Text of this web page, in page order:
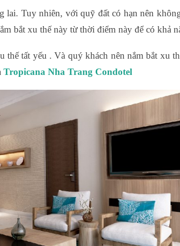
Tuy nhiên, với quỹ đất có hạn nên
bắt xu thế này từ thời điểm này để có khả
tất yếu . Và quý khách nên nắm bắt xu
Tropicana Nha Trang Condotel